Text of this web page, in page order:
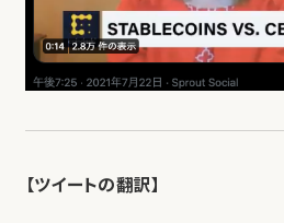
【ツイートの翻訳】